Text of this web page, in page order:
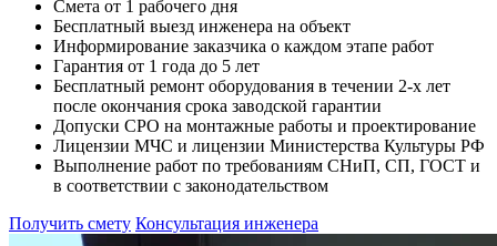
Смета от 1 рабочего дня
Бесплатный выезд инженера на объект
Информирование заказчика о каждом этапе работ
Гарантия от 1 года до 5 лет
Бесплатный ремонт оборудования в течении 2-х лет
после окончания срока заводской гарантии
Допуски СРО на монтажные работы и проектирование
Лицензии МЧС и лицензии Министерства Культуры РФ
Выполнение работ по требованиям СНиП, СП, ГОСТ и
в соответствии с законодательством
Получить смету Консультация инженера